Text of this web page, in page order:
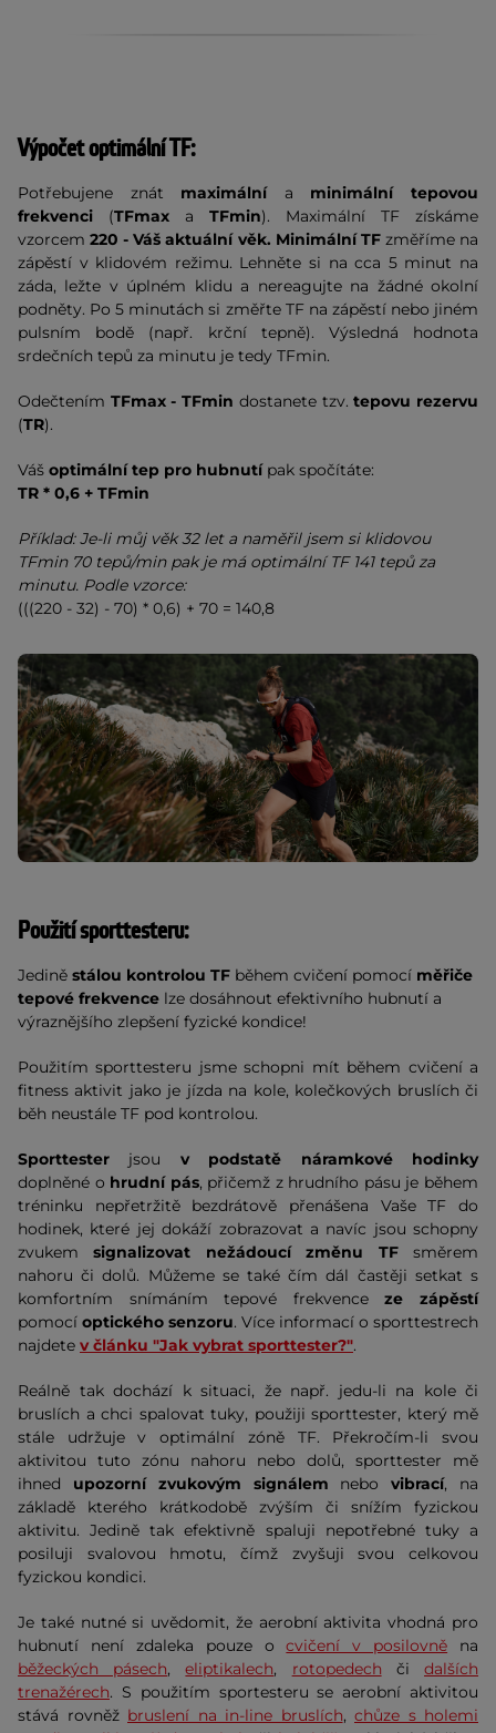
Výpočet optimální TF:
Potřebujene znát maximálnía minimální tepovou
frekvenci (TFmax a TFmin). Maximální TF získáme
vzorcem220 - Váš aktuální věk. Minimální TFzměříme na
zápěstí v klidovém režimu. Lehněte si na cca 5 minut na
záda, ležte v úplném klidu a nereagujte na žádné okolní
podněty. Po 5 minutách si změřte TF na zápěstí nebo jiném
pulsním bodě (např. krční tepně). Výsledná hodnota
srdečních tepů za minutu je tedy TFmin.
Odečtením TFmax - TFmin dostanete tzv.tepovu rezervu
(TR).
Váš optimální tep pro hubnutí pak spočítáte:
TR * 0,6 + TFmin
Příklad: Je-li můj věk 32 let a naměřil jsem si klidovou
TFmin 70 tepů/min pak je má optimální TF 141 tepů za
minutu. Podle vzorce:
(((220 - 32) - 70) * 0,6) + 70 = 140,8
Použití sporttesteru:
Jedině stálou kontrolou TF během cvičení pomocí měřiče
tepové frekvence lze dosáhnout efektivního hubnutí a
výraznějšího zlepšení fyzické kondice!
Použitím sporttesteru jsme schopni mít během cvičení a
fitness aktivit jako je jízda na kole, kolečkových bruslích či
běh neustále TF pod kontrolou.
Sporttester jsou v podstatě náramkové hodinky
doplněné o hrudní pás, přičemž z hrudního pásu je během
tréninku nepřetržitě bezdrátově přenášena Vaše TF do
hodinek, které jej dokáží zobrazovat a navíc jsou schopny
zvukemsignalizovat nežádoucí změnu TFsměrem
nahoru či dolů. Můžeme se také čím dál častěji setkat s
komfortním snímáním tepové frekvenceze zápěstí
pomocí optického senzoru. Více informací o sporttestrech
najdete v článku "Jak vybrat sporttester?".
Reálně tak dochází k situaci, že např. jedu-li na kole či
bruslích a chci spalovat tuky, použiji sporttester, který mě
stále udržuje v optimální zóně TF. Překročím-li svou
aktivitou tuto zónu nahoru nebo dolů, sporttester mě
ihned upozorní zvukovým signálem nebovibrací, na
základě kterého krátkodobě zvýším či snížím fyzickou
aktivitu. Jedině tak efektivně spaluji nepotřebné tuky a
posiluji svalovou hmotu, čímž zvyšuji svou celkovou
fyzickou kondici.
Je také nutné si uvědomit, že aerobní aktivita vhodná pro
hubnutí není zdaleka pouze ocvičení v posilovně na
běžeckých pásech,eliptikalech, rotopedech čidalších
trenažérech. S použitím sportesteru se aerobní aktivitou
stává rovněž bruslení na in-line bruslích, chůze s holemi